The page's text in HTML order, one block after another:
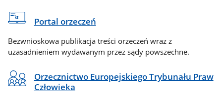
Portal orzeczeń
Bezwnioskowa publikacja treści orzeczeń wraz z
uzasadnieniem wydawanym przez sądy powszechne.
Orzecznictwo Europejskiego Trybunału Praw
Człowieka